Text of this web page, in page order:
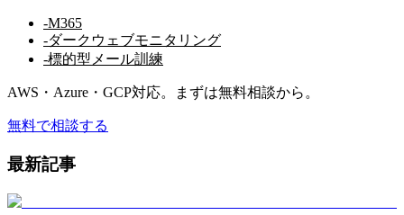
-M365
-ダークウェブモニタリング
-標的型メール訓練
AWS・Azure・GCP対応。まずは無料相談から。
無料で相談する
最新記事